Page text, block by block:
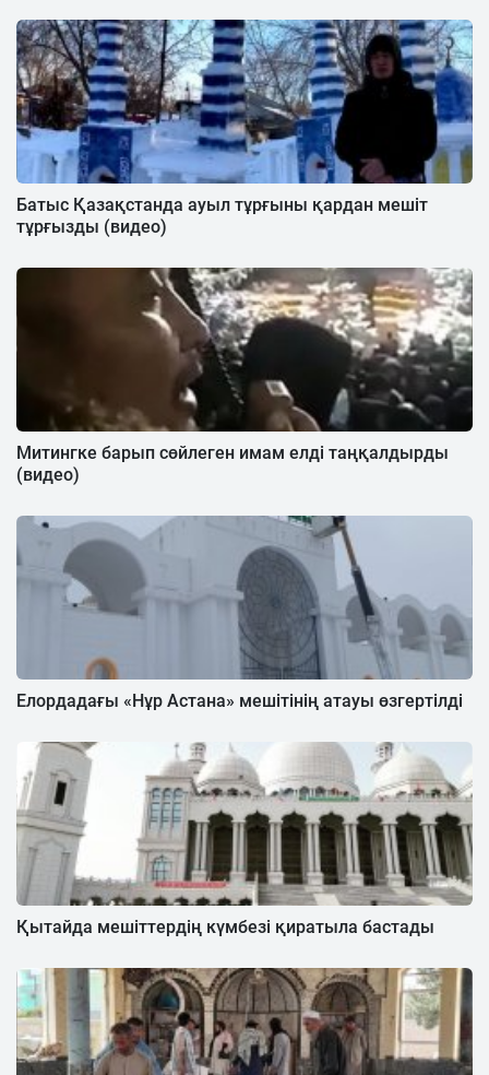
Батыс Қазақстанда ауыл тұрғыны қардан мешіт
тұрғызды (видео)
Митингке барып сөйлеген имам елді таңқалдырды
(видео)
Елордадағы «Нұр Астана» мешітінің атауы өзгертілді
Қытайда мешіттердің күмбезі қиратыла бастады